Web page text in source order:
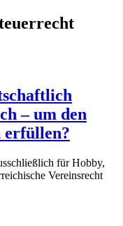
– um den
erfüllen?
für Hobby,
Vereinsrecht